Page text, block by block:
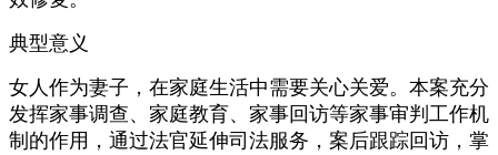
典型意义
女人作为妻子，在家庭生活中需要关心关爱。本案充分
发挥家事调查、家庭教育、家事回访等家事审判工作机
制的作用，通过法官延伸司法服务，案后跟踪回访，掌